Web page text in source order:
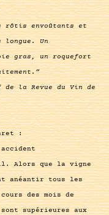
rôtis envoûtants et
longue. Un
gras, un roquefort
de la Revue du Vin de
:
Alors que la vigne
anéantir tous les
des mois de
supérieures aux